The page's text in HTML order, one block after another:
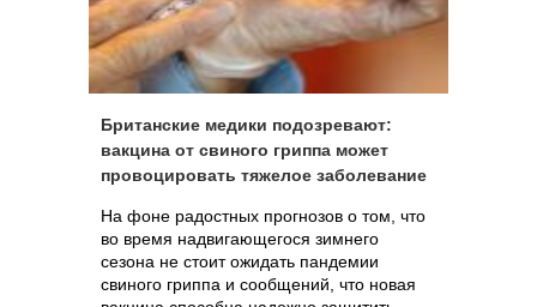
Британские медики подозревают:
вакцина от свиного гриппа может
провоцировать тяжелое заболевание
На фоне радостных прогнозов о том, что
во время надвигающегося зимнего
сезона не стоит ожидать пандемии
свиного гриппа и сообщений, что новая